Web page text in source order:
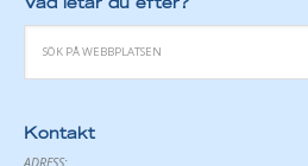
Vad letar du efter?
Kontakt
ADRESS: